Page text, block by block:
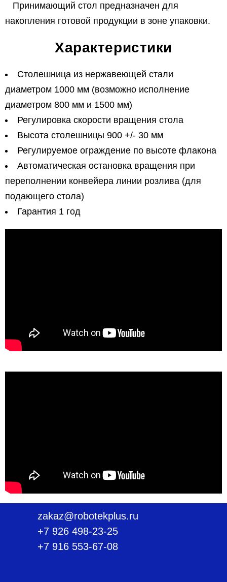
Принимающий стол предназначен для
накопления готовой продукции в зоне упаковки.
Характеристики
Столешница из нержавеющей стали
диаметром 1000 мм (возможно исполнение
диаметром 800 мм и 1500 мм)
Регулировка скорости вращения стола
Высота столешницы 900 +/- 30 мм
Регулируемое ограждение по высоте флакона
Автоматическая остановка вращения при
переполнении конвейера линии розлива (для
подающего стола)
Гарантия 1 год
zakaz@robotekplus.ru
+7 926 498-23-25
+7 916 553-67-08